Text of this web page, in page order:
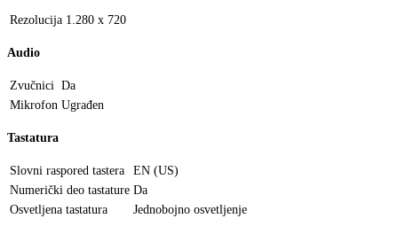
Rezolucija 1.280 x 720
Audio
Zvučnici Da
Mikrofon Ugrađen
Tastatura
Slovni raspored tastera
EN (US)
Numerički deo tastature Da
Osvetljena tastatura
Jednobojno osvetljenje